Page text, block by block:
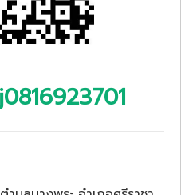
j0816923701